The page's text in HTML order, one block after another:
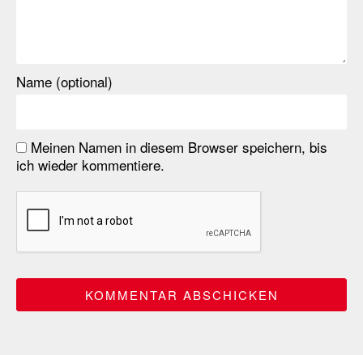
Name (optional)
Meinen Namen in diesem Browser speichern, bis
ich wieder kommentiere.